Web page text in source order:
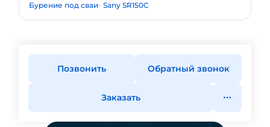
Бурение под сваи Sany SR150C
Позвонить Обратный звонок
Заказать